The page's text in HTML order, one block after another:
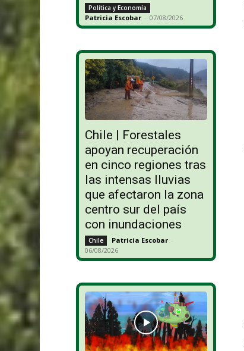
Política y Economía
Patricia Escobar - 07/08/2026
Chile | Forestales
apoyan recuperación
en cinco regiones tras
las intensas lluvias
que afectaron la zona
centro sur del país
con inundaciones
Chile Patricia Escobar -
06/08/2026